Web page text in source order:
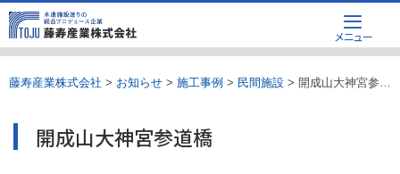
Skip
to
メニュー
藤寿産業株式会社 > お知らせ > 施工事例 > 民間施設 > 開成山大神宮参道橋
開成山大神宮参道橋